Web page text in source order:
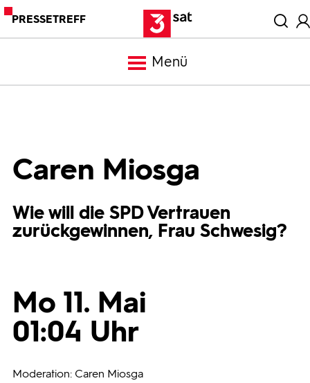
PRESSETREFF
Menü
Trailer
Bilder
Programmwochen
Caren Miosga
Wie will die SPD Vertrauen
zurückgewinnen, Frau Schwesig?
Mo 11. Mai
01:04 Uhr
Moderation: Caren Miosga